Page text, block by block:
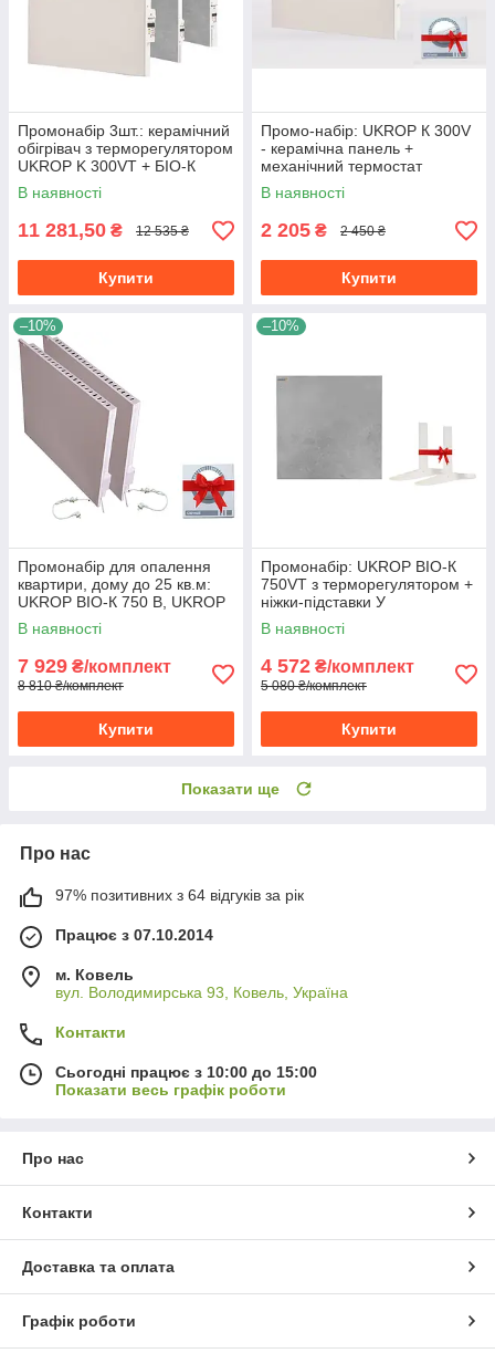
Промонабір 3шт.: керамічний
обігрівач з терморегулятором
UKROP K 300VT + БІО-К
750VТ + БІО-К 1000VT
В наявності
11 281,50 ₴ 12 535 ₴
Купити
Промо-набір: UKROP К 300V
- керамічна панель +
механічний термостат
В наявності
2 205 ₴ 2 450 ₴
Купити
–10%
Промонабір для опалення
квартири, дому до 25 кв.м:
UKROP BІО-К 750 В, UKROP
К 475V + термостат
В наявності
7 929 ₴/комплект
8 810 ₴/комплект
Купити
–10%
Промонабір: UKROP BIO-К
750VТ з терморегулятором +
ніжки-підставки У
ПОДАРУНОК!
В наявності
4 572 ₴/комплект
5 080 ₴/комплект
Купити
Показати ще
Про нас
97% позитивних з 64 відгуків за рік
Працює з 07.10.2014
м. Ковель
вул. Володимирська 93, Ковель, Україна
Контакти
Сьогодні працює з 10:00 до 15:00
Показати весь графік роботи
Про нас
Контакти
Доставка та оплата
Графік роботи